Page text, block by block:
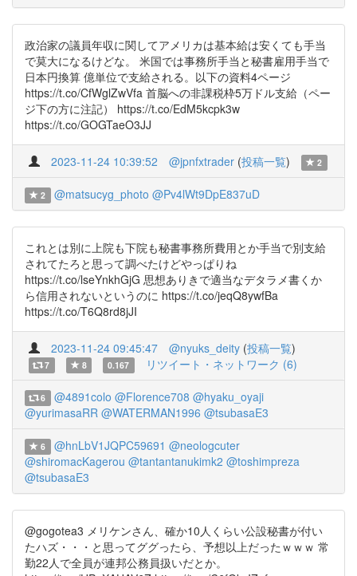
政治家の議員年収に関してアメリカは基本給は安くても手当
で莫大になるけどな。 米国では事務所手当と秘書雇用手当で
日本円換算 億単位で支給される。以下の資料4ページ
https://t.co/CfWglZwVfa 首脳への非課税枠5万ドル支給（ペー
ジ下の方に注記） https://t.co/EdM5kcpk3w
https://t.co/GOGTaeO3JJ
2023-11-24 10:39:52 @jpnfxtrader (投稿一覧) 2
2 @matsucyg_photo @Pv4lWt9DpE837uD
これとは別に上院も下院も秘書事務所費用とか手当で別支給
されてたろと思って調べたけどやっぱりね
https://t.co/lseYnkhGjG 思想ありきで適当なデタラメ書くか
ら信用されないというのに https://t.co/jeqQ8ywfBa
https://t.co/T6Q8rd8jJI
2023-11-24 09:45:47 @nyuks_deity (投稿一覧)
7 8 0.167 リツイート・ネットワーク (6)
6 @4891colo @Florence708 @hyaku_oyaji
@yurimasaRR @WATERMAN1996 @tsubasaE3
6 @hnLbV1JQPC59691 @neologcuter
@shiromacKagerou @tantantanukimk2 @toshimpreza
@tsubasaE3
@gogotea3 メリケンさん、確か10人くらい公設秘書が付い
たハズ・・・と思ってググったら、予想以上だったｗｗｗ 常
勤22人で全員が連邦公務員扱いだとか。